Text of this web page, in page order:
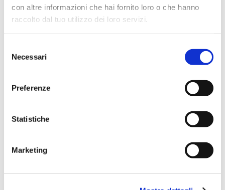
con altre informazioni che hai fornito loro o che hanno
raccolto dal tuo utilizzo dei loro servizi.
delNecessari
Preferenze
Statistiche
Marketing
modelli di open banking e di trasformazione con una forte
attenzione a temi come la sostenibilità e la diversity,
nostro”.
Leggi anche "Revolut, come si diventa una neobank di